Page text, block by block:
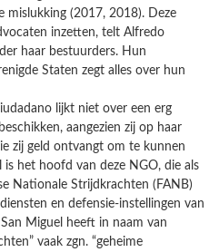
mislukking (2017, 2018). Deze
inzetten, telt Alfredo
haar bestuurders. Hun
Staten zegt alles over hun
lijkt niet over een erg
aangezien zij op haar
zij geld ontvangt om te kunnen
het hoofd van deze NGO, die als
Nationale Strijdkrachten (FANB)
en defensie-instellingen van
Miguel heeft in naam van
vaak zgn. “geheime